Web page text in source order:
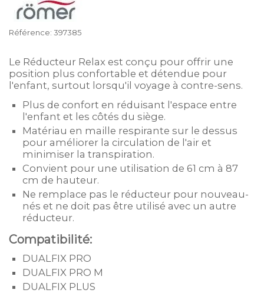
Référence: 397385
Le Réducteur Relax est conçu pour offrir une
position plus confortable et détendue pour
l'enfant, surtout lorsqu'il voyage à contre-sens.
Plus de confort en réduisant l'espace entre
l'enfant et les côtés du siège.
Matériau en maille respirante sur le dessus
pour améliorer la circulation de l'air et
minimiser la transpiration.
Convient pour une utilisation de 61 cm à 87
cm de hauteur.
Ne remplace pas le réducteur pour nouveau-
nés et ne doit pas être utilisé avec un autre
réducteur.
Compatibilité:
DUALFIX PRO
DUALFIX PRO M
DUALFIX PLUS